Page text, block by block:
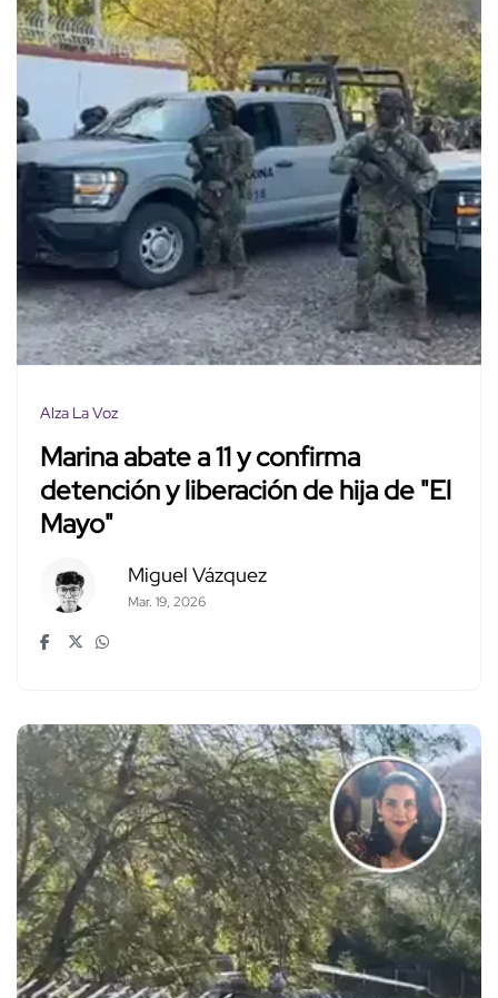
Alza La Voz
Marina abate a 11 y confirma
detención y liberación de hija de "El
Mayo"
Miguel Vázquez
Mar. 19, 2026